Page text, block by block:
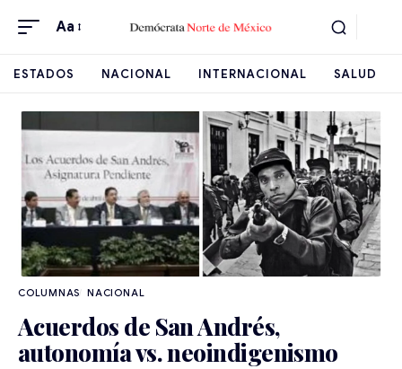
Aa
ESTADOS NACIONAL INTERNACIONAL SALUD
NACIONAL
Acuerdos de San Andrés,
autonomía vs. neoindigenismo